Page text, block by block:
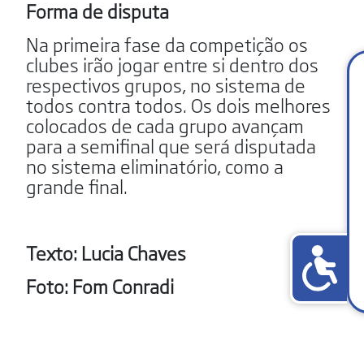
Forma de disputa
Na primeira fase da competição os
clubes irão jogar entre si dentro dos
respectivos grupos, no sistema de
todos contra todos. Os dois melhores
colocados de cada grupo avançam
para a semifinal que será disputada
no sistema eliminatório, como a
grande final.
Texto: Lucia Chaves
Foto: Fom Conradi